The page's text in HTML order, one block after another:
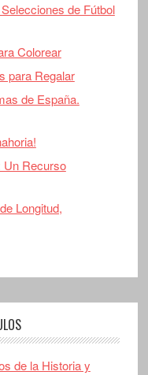
de Fútbol
Colorear
para Regalar
de España.
Un Recurso
Longitud,
de la Historia y